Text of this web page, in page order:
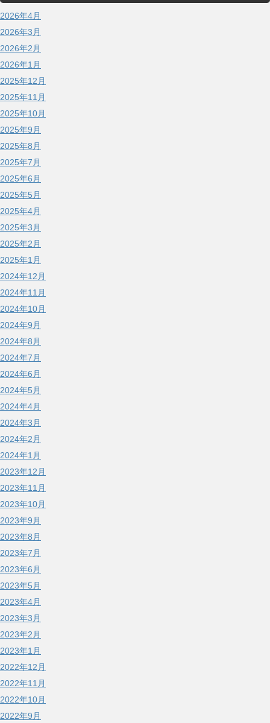
2026年4月
2026年3月
2026年2月
2026年1月
2025年12月
2025年11月
2025年10月
2025年9月
2025年8月
2025年7月
2025年6月
2025年5月
2025年4月
2025年3月
2025年2月
2025年1月
2024年12月
2024年11月
2024年10月
2024年9月
2024年8月
2024年7月
2024年6月
2024年5月
2024年4月
2024年3月
2024年2月
2024年1月
2023年12月
2023年11月
2023年10月
2023年9月
2023年8月
2023年7月
2023年6月
2023年5月
2023年4月
2023年3月
2023年2月
2023年1月
2022年12月
2022年11月
2022年10月
2022年9月